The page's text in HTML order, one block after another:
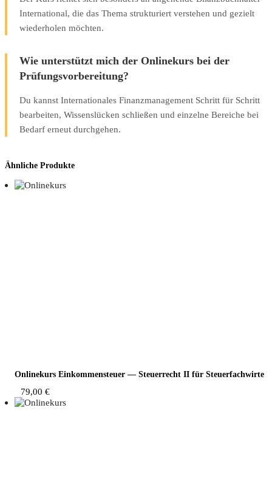
International, die das Thema strukturiert verstehen und gezielt
wiederholen möchten.
Wie unterstützt mich der Onlinekurs bei der
Prüfungsvorbereitung?
Du kannst Internationales Finanzmanagement Schritt für Schritt
bearbeiten, Wissenslücken schließen und einzelne Bereiche bei
Bedarf erneut durchgehen.
Ähnliche Produkte
Online­kurs Ein­kom­men­steu­er — Steu­er­recht II für Steuerfachwirte
79,00 €